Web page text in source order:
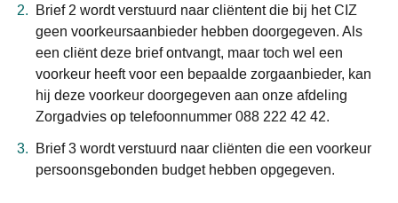
Brief 2 wordt verstuurd naar cliëntent die bij het CIZ
geen voorkeursaanbieder hebben doorgegeven. Als
een cliënt deze brief ontvangt, maar toch wel een
voorkeur heeft voor een bepaalde zorgaanbieder, kan
hij deze voorkeur doorgegeven aan onze afdeling
Zorgadvies op telefoonnummer 088 222 42 42.
Brief 3 wordt verstuurd naar cliënten die een voorkeur
persoonsgebonden budget hebben opgegeven.